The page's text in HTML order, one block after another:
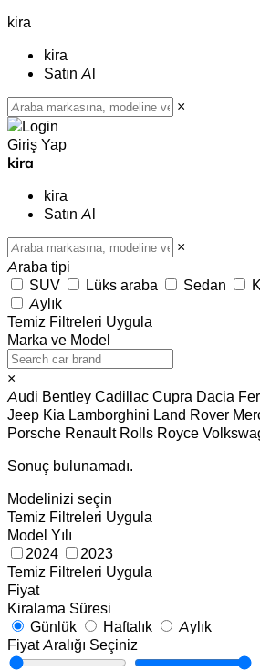
kira
kira
Satın Al
×
Giriş Yap
kira
kira
Satın Al
×
Araba tipi
SUV
Lüks araba Sedan
Aylık
Temiz Filtreleri Uygula
Marka ve Model
×
Audi Bentley Cadillac Cupra Dacia
Jeep Kia Lamborghini Land Rover
Porsche Renault Rolls Royce
Sonuç bulunamadı.
Modelinizi seçin
Temiz Filtreleri Uygula
Model Yılı
2024
2023
Temiz Filtreleri Uygula
Fiyat
Kiralama Süresi
Günlük
Haftalık
Aylık
Fiyat Aralığı Seçiniz